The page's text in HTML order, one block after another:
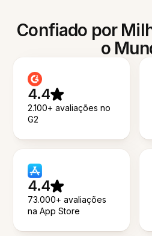
Confiado por
o
4.4
2.100+ avaliações no
G2
4.4
73.000+ avaliações
na App Store